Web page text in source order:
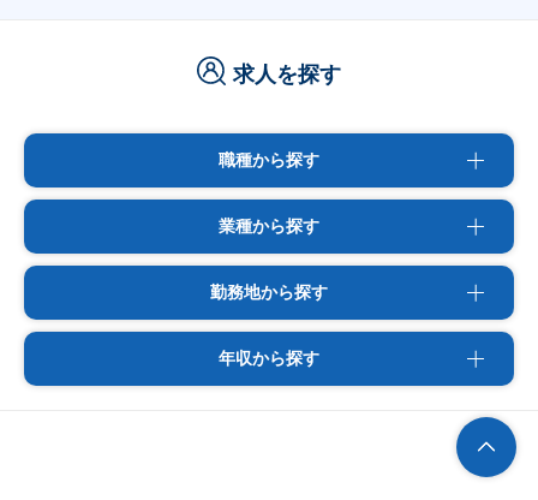
求人を探す
職種から探す
業種から探す
勤務地から探す
年収から探す